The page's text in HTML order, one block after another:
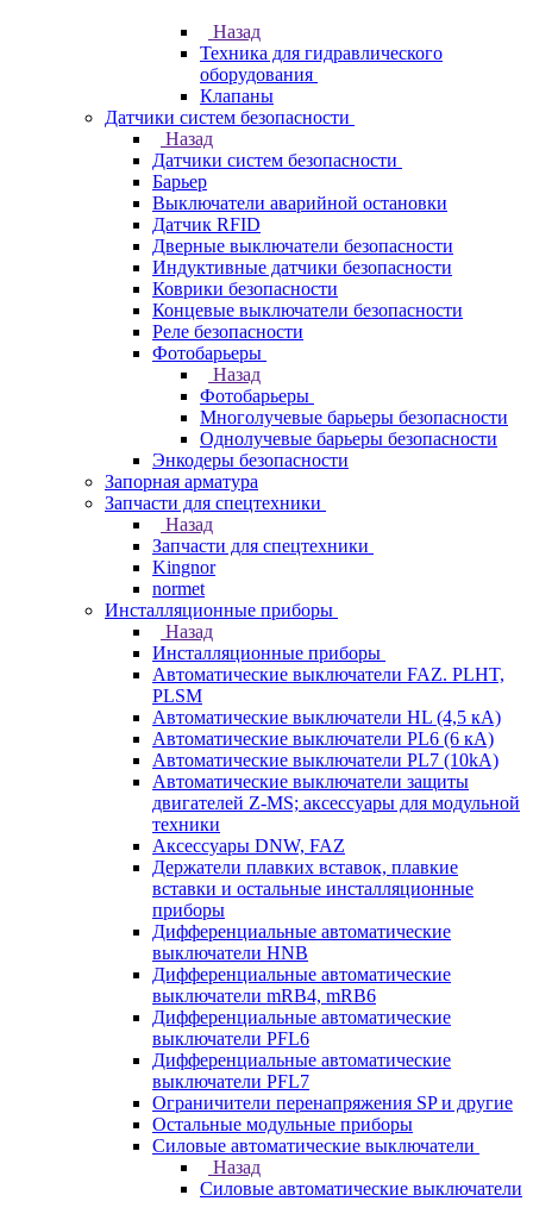
Назад
Техника для гидравлического
оборудования
Клапаны
Датчики систем безопасности
Назад
Датчики систем безопасности
Барьер
Выключатели аварийной остановки
Датчик RFID
Дверные выключатели безопасности
Индуктивные датчики безопасности
Коврики безопасности
Концевые выключатели безопасности
Реле безопасности
Фотобарьеры
Назад
Фотобарьеры
Многолучевые барьеры безопасности
Однолучевые барьеры безопасности
Энкодеры безопасности
Запорная арматура
Запчасти для спецтехники
Назад
Запчасти для спецтехники
Kingnor
normet
Инсталляционные приборы
Назад
Инсталляционные приборы
Автоматические выключатели FAZ. PLHT,
PLSM
Автоматические выключатели HL (4,5 кА)
Автоматические выключатели PL6 (6 кА)
Автоматические выключатели PL7 (10kA)
Автоматические выключатели защиты
двигателей Z-MS; аксессуары для модульной
техники
Аксессуары DNW, FAZ
Держатели плавких вставок, плавкие
вставки и остальные инсталляционные
приборы
Дифференциальные автоматические
выключатели HNB
Дифференциальные автоматические
выключатели mRB4, mRB6
Дифференциальные автоматические
выключатели PFL6
Дифференциальные автоматические
выключатели PFL7
Ограничители перенапряжения SP и другие
Остальные модульные приборы
Силовые автоматические выключатели
Назад
Силовые автоматические выключатели